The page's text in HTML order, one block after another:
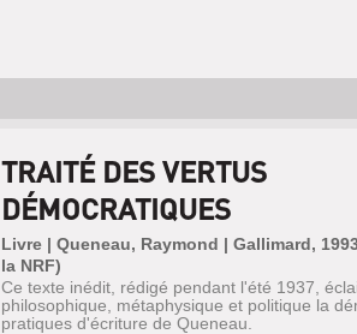
TRAITÉ DES VERTUS
DÉMOCRATIQUES
Livre | Queneau, Raymond | Gallimard,
la NRF)
Ce texte inédit, rédigé pendant l'été 1937,
philosophique, métaphysique et politique la
pratiques d'écriture de Queneau.